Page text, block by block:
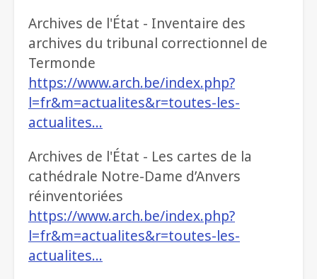
Archives de l'État - Inventaire des
archives du tribunal correctionnel de
Termonde
https://www.arch.be/index.php?
l=fr&m=actualites&r=toutes-les-
actualites…
Archives de l'État - Les cartes de la
cathédrale Notre-Dame d’Anvers
réinventoriées
https://www.arch.be/index.php?
l=fr&m=actualites&r=toutes-les-
actualites…